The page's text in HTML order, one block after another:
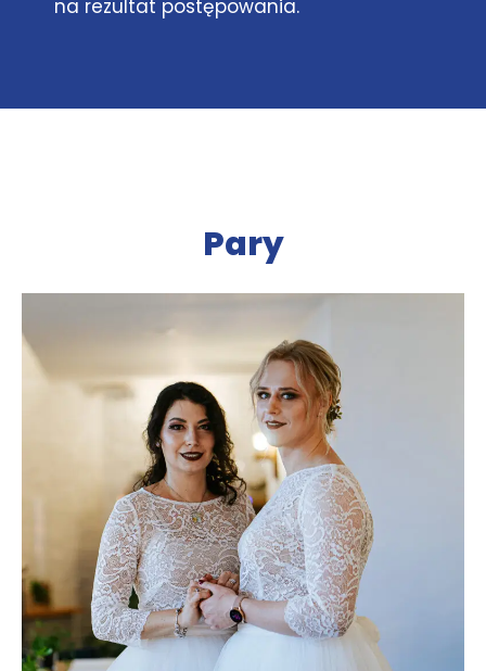
na rezultat postępowania.
Pary